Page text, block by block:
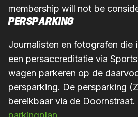
membership will not be
PERSPARKING
Journalisten en fotografen die
een persaccreditatie via
wagen parkeren op de
persparking. De persparking
bereikbaar via de Doornstraat.